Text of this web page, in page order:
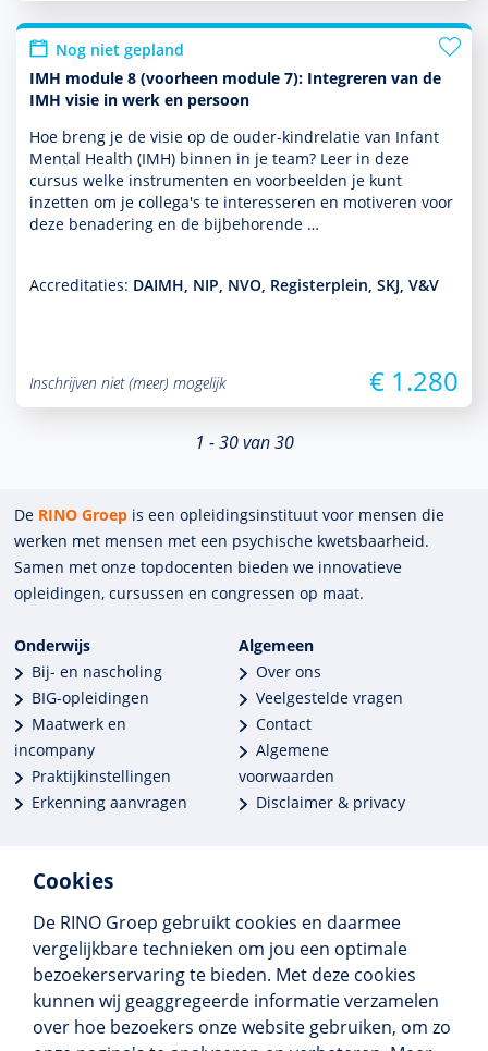
Cookies
De RINO Groep gebruikt cookies en daarmee
vergelijkbare technieken om jou een optimale
bezoekerservaring te bieden. Met deze cookies
kunnen wij geaggregeerde informatie verzamelen
over hoe bezoekers onze website gebruiken, om zo
Nog niet gepland
IMH module 8 (voorheen module 7): Integreren van de
IMH visie in werk en persoon
Hoe breng je de visie op de ouder-kindrelatie van Infant
Mental Health (IMH) binnen in je team? Leer in deze
cursus welke instru­men­ten en voor­beelden je kunt
inzetten om je collega's te inte­res­seren en motiveren voor
deze benade­ring en de bijbehorende …
Accreditaties: DAIMH, NIP, NVO, Registerplein, SKJ, V&V
Inschrijven niet (meer) mogelijk € 1.280
1 - 30 van 30
De RINO Groep is een opleidings­insti­tuut voor mensen die
werken met mensen met een psychische kwets­baar­heid.
Samen met onze top­docenten bieden we innova­tieve
opleidingen, cursussen en congres­sen op maat.
Onderwijs
Bij- en nascholing
BIG-opleidingen
Maatwerk en
incompany
Praktijkinstellingen
Erkenning aanvragen
Algemeen
Over ons
Veelgestelde vragen
Contact
Algemene
voorwaarden
Disclaimer & privacy
Meer dan 250 opleidingen
Alle BIG-opleidingen in huis
Cedeo-erkend en CRKBO-geregistreerd
Gemiddelde beoordeling 8,4